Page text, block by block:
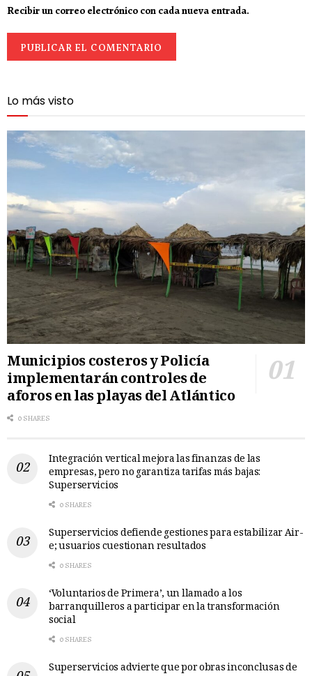
Recibir un correo electrónico con cada nueva entrada.
Lo más visto
Municipios costeros y Policía
implementarán controles de
aforos en las playas del Atlántico
0 SHARES
Integración vertical mejora las finanzas de las
empresas, pero no garantiza tarifas más bajas:
Superservicios
0 SHARES
Superservicios defiende gestiones para estabilizar Air-
e; usuarios cuestionan resultados
0 SHARES
‘Voluntarios de Primera’, un llamado a los
barranquilleros a participar en la transformación
social
0 SHARES
Superservicios advierte que por obras inconclusas de